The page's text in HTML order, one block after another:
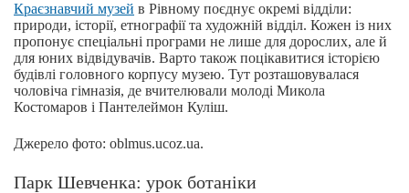
Краєзнавчий музей в Рівному поєднує окремі відділи:
природи, історії, етнографії та художній відділ. Кожен із них
пропонує спеціальні програми не лише для дорослих, але й
для юних відвідувачів. Варто також поцікавитися історією
будівлі головного корпусу музею. Тут розташовувалася
чоловіча гімназія, де вчителювали молоді Микола
Костомаров і Пантелеймон Куліш.
Джерело фото: oblmus.ucoz.ua.
Парк Шевченка: урок ботаніки